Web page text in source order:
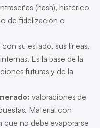
(hash), histórico
de fidelización o
su estado, sus líneas,
Es la base de la
futuras y de la
valoraciones de
Material con
que no debe evaporarse